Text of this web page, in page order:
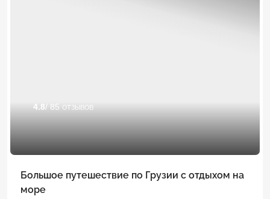
4.8/ 85 отзывов
Большое путешествие по Грузии с отдыхом на
море